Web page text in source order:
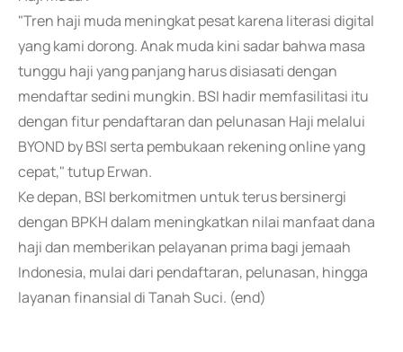
"Tren haji muda meningkat pesat karena literasi digital
yang kami dorong. Anak muda kini sadar bahwa masa
tunggu haji yang panjang harus disiasati dengan
mendaftar sedini mungkin. BSI hadir memfasilitasi itu
dengan fitur pendaftaran dan pelunasan Haji melalui
BYOND by BSI serta pembukaan rekening online yang
cepat," tutup Erwan.
Ke depan, BSI berkomitmen untuk terus bersinergi
dengan BPKH dalam meningkatkan nilai manfaat dana
haji dan memberikan pelayanan prima bagi jemaah
Indonesia, mulai dari pendaftaran, pelunasan, hingga
layanan finansial di Tanah Suci. (end)